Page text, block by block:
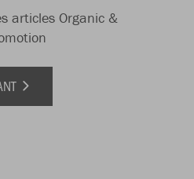
articles Organic &